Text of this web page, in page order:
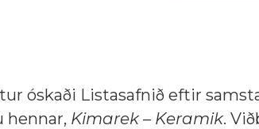
óskaði Listasafnið eftir
hennar, Kimarek – Keramik.